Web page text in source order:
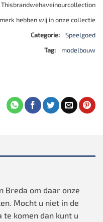
Thisbrandwehaveinourcollection
hebben wij in onze collectie
Categorie:
Speelgoed
Tag:
modelbouw
Breda om daar onze
Mocht u niet in de
te komen dan kunt u